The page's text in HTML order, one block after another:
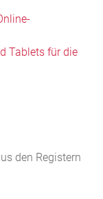
Tablets für die
den Registern